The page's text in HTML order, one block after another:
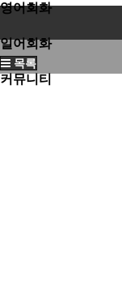
영어회화
일어회화
커뮤니티
목록